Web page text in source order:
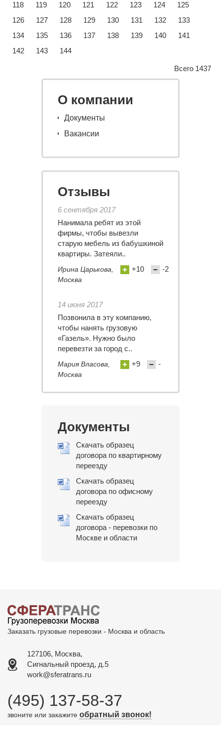
118
119 120 121 122 123 124
125
126
127 128 129 130 131 132
133
134
135 136 137 138 139 140
141
142
143 144
Всего 1437
О компании
Документы
Вакансии
Отзывы
6 сентября 2017
Нанимала ребят из этой
фирмы, чтобы вывезли
старую мебель из бабушкиной
квартиры. Затеяли..
Ирина Царькова,
Москва
+10 -2
14 июня 2017
Позвонила в эту компанию,
чтобы нанять грузовую
«Газель». Нужно было
перевезти за город с..
Мария Власова,
Москва
+9 -
Документы
Скачать образец
договора по квартирному
переезду
Скачать образец
договора по офисному
переезду
Скачать образец
договора - перевозки по
Москве и области
Заказать грузовые перевозки - Москва и область
127106, Москва,
Сигнальный проезд, д.5
work@sferatrans.ru
(495) 137-58-37
звоните или закажите обратный звонок!